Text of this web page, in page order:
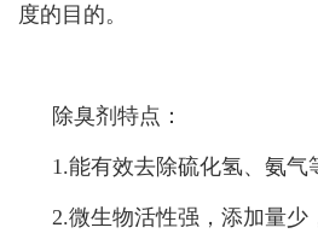
度的目的。
除臭剂特点：
1.能有效去除硫化氢、氨气
2.微生物活性强，添加量少